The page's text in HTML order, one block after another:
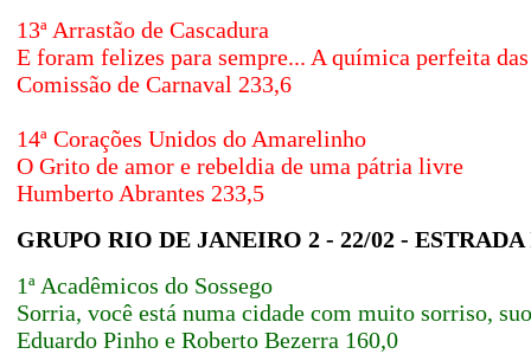
13ª Arrastão de Cascadura
E foram felizes para sempre... A química perfeita
Comissão de Carnaval 233,6
14ª Corações Unidos do Amarelinho
O Grito de amor e rebeldia de uma pátria livre
Humberto Abrantes 233,5
GRUPO RIO DE JANEIRO 2 - 22/02 -
1ª Acadêmicos do Sossego
Sorria, você está numa cidade com muito sorriso,
Eduardo Pinho e Roberto Bezerra 160,0